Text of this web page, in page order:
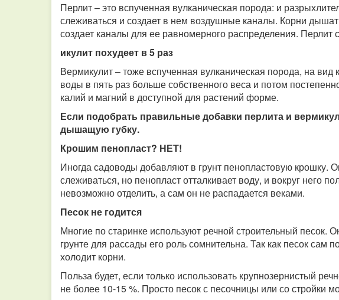
Перлит – это вспученная вулканическая порода: и
слеживаться и создает в нем воздушные каналы. Корни
создает каналы для ее равномерного распределения. Перлит
икулит похудеет в 5 раз
Вермикулит – тоже вспученная вулканическая порода, на вид
воды в пять раз больше собственного веса и потом
калий и магний в доступной для растений форме.
Если подобрать правильные добавки перлита и
дышащую губку.
Крошим пенопласт? НЕТ!
Иногда садоводы добавляют в грунт пенопластовую крошку.
слеживаться, но пенопласт отталкивает воду, и вокруг него
невозможно отделить, а сам он не распадается веками.
Песок не годится
Многие по старинке используют речной строительный песок.
грунте для рассады его роль сомнительна. Так как песок сам
холодит корни.
Польза будет, если только использовать крупнозернистый
не более 10-15 %. Просто песок с песочницы или со стройки